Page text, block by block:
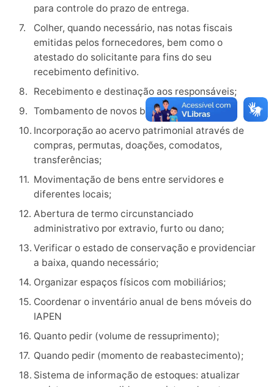
para controle do prazo de entrega.
Colher, quando necessário, nas notas fiscais
emitidas pelos fornecedores, bem como o
atestado do solicitante para fins do seu
recebimento definitivo.
Recebimento e destinação aos responsáveis;
Tombamento de novos bens;
Incorporação ao acervo patrimonial através de
compras, permutas, doações, comodatos,
transferências;
Movimentação de bens entre servidores e
diferentes locais;
Abertura de termo circunstanciado
administrativo por extravio, furto ou dano;
Verificar o estado de conservação e providenciar
a baixa, quando necessário;
Organizar espaços físicos com mobiliários;
Coordenar o inventário anual de bens móveis do
IAPEN
Quanto pedir (volume de ressuprimento);
Quando pedir (momento de reabastecimento);
Sistema de informação de estoques: atualizar